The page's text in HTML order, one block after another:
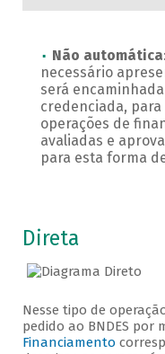
Não automática
necessário
será
credenciada, para
operações de
avaliadas e
para esta forma
Direta
Nesse tipo de
pedido ao BNDES por
Financiamento